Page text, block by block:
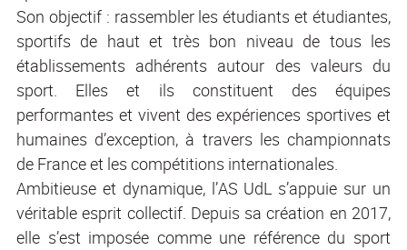
Son objectif : rassembler les étudiants et étudiantes,
sportifs de haut et très bon niveau de tous les
établissements adhérents autour des valeurs du
sport. Elles et ils constituent des équipes
performantes et vivent des expériences sportives et
humaines d’exception, à travers les championnats
de France et les compétitions internationales.
Ambitieuse et dynamique, l’AS UdL s’appuie sur un
véritable esprit collectif. Depuis sa création en 2017,
elle s’est imposée comme une référence du sport